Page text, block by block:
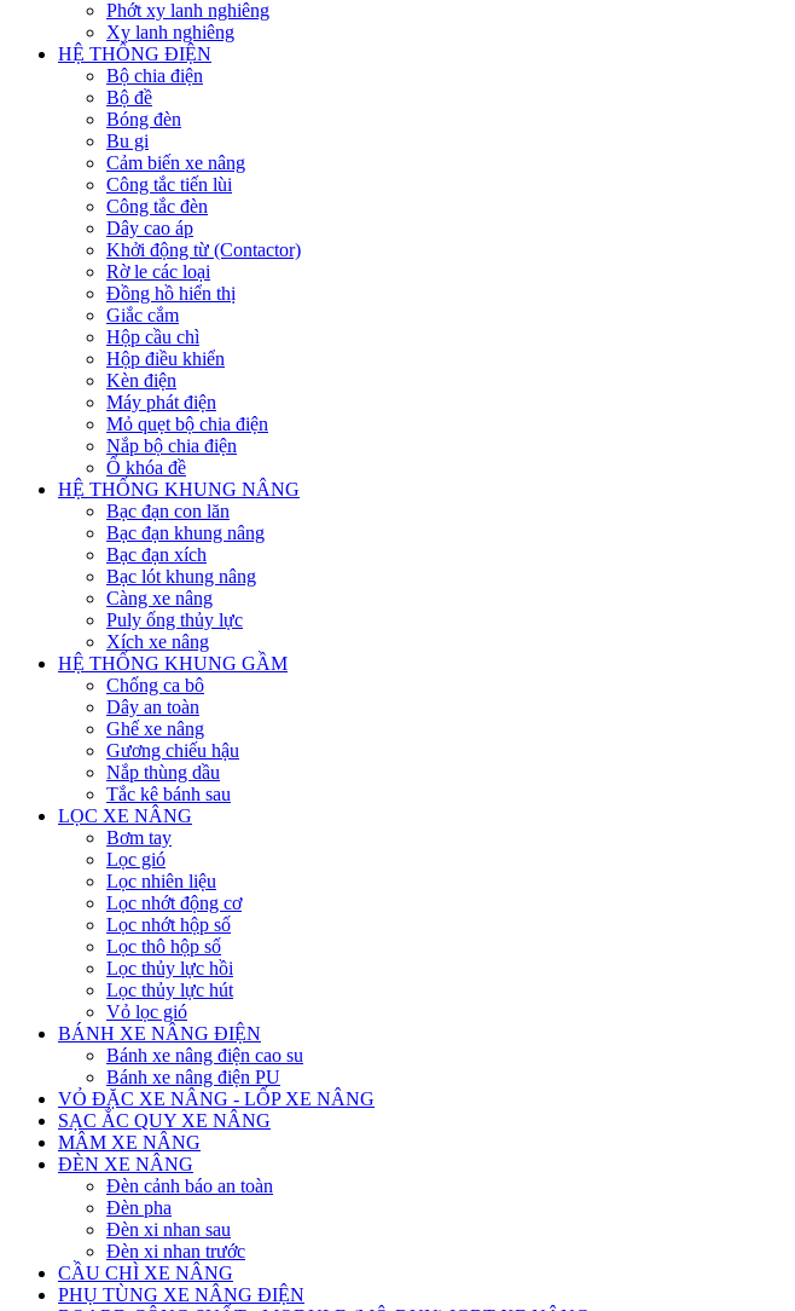
Phớt xy lanh nghiêng
Xy lanh nghiêng
HỆ THỐNG ĐIỆN
Bộ chia điện
Bộ đề
Bóng đèn
Bu gi
Cảm biến xe nâng
Công tắc tiến lùi
Công tắc đèn
Dây cao áp
Khởi động từ (Contactor)
Rờ le các loại
Đồng hồ hiển thị
Giắc cắm
Hộp cầu chì
Hộp điều khiển
Kèn điện
Máy phát điện
Mỏ quẹt bộ chia điện
Nắp bộ chia điện
Ổ khóa đề
HỆ THỐNG KHUNG NÂNG
Bạc đạn con lăn
Bạc đạn khung nâng
Bạc đạn xích
Bạc lót khung nâng
Càng xe nâng
Puly ống thủy lực
Xích xe nâng
HỆ THỐNG KHUNG GẦM
Chống ca bô
Dây an toàn
Ghế xe nâng
Gương chiếu hậu
Nắp thùng dầu
Tắc kê bánh sau
LỌC XE NÂNG
Bơm tay
Lọc gió
Lọc nhiên liệu
Lọc nhớt động cơ
Lọc nhớt hộp số
Lọc thô hộp số
Lọc thủy lực hồi
Lọc thủy lực hút
Vỏ lọc gió
BÁNH XE NÂNG ĐIỆN
Bánh xe nâng điện cao su
Bánh xe nâng điện PU
VỎ ĐẶC XE NÂNG - LỐP XE NÂNG
SẠC ẮC QUY XE NÂNG
MÂM XE NÂNG
ĐÈN XE NÂNG
Đèn cảnh báo an toàn
Đèn pha
Đèn xi nhan sau
Đèn xi nhan trước
CẦU CHÌ XE NÂNG
PHỤ TÙNG XE NÂNG ĐIỆN